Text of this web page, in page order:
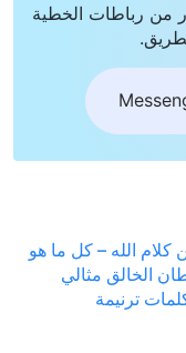
من رباطات الخطية
كلام الله – كل ما هو
الخالق مثالي
ترنيمة